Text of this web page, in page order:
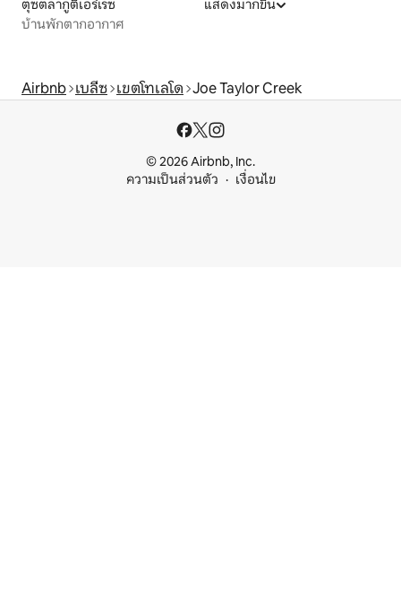
ตุซตลากูติเอร์เรซ
บ้านพักตากอากาศ
แสดงมากขึ้น
Airbnb เบลีซ เขตโทเลโด Joe Taylor Creek
© 2026 Airbnb, Inc.
ความเป็นส่วนตัว
เงื่อนไข